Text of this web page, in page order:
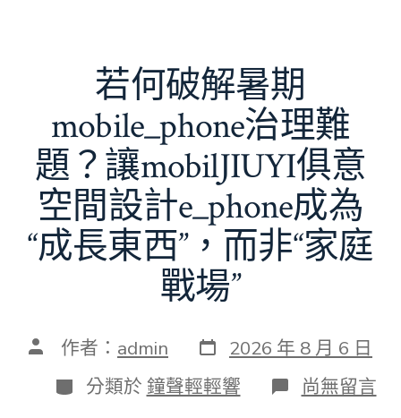
若何破解暑期
mobile_phone治理難
題？讓mobilJIUYI俱意
空間設計e_phone成為
“成長東西”，而非“家庭
戰場”
文 作者： admin 發
表
日
期
2026 年 8 月 6 日
分
類
分類於 鐘聲輕輕響 在
〈若
尚無留言